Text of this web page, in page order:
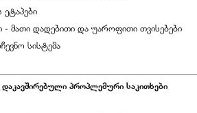
ეტაპები
- მათი დადებითი და უაროფითი თვისებები
სისტემა
დაკავშირებული პროპლემური საკითხები